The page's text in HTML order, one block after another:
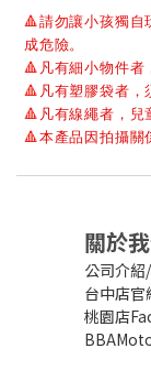
🔺請勿讓小孩獨自
成危險。
🔺 凡有細小物件者
🔺 凡有塑膠袋者，
🔺 凡有線繩者，兒
🔺本產品因拍攝關
關於
公司介
台中店官
桃園店